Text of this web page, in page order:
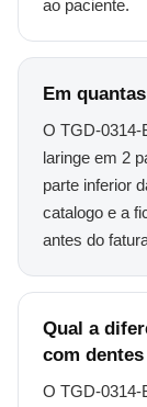
ao paciente.
Em
O TGD-0314-
laringe em 2
parte inferior
catalogo e a
antes do
Qual a
com dentes
O TGD-0314-